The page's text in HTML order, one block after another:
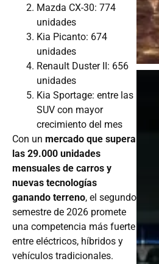
Mazda CX-30: 774
unidades
Kia Picanto: 674
unidades
Renault Duster II: 656
unidades
Kia Sportage: entre las
SUV con mayor
crecimiento del mes
Con un mercado que supera
las 29.000 unidades
mensuales de carros y
nuevas tecnologías
ganando terreno, el segundo
semestre de 2026 promete
una competencia más fuerte
entre eléctricos, híbridos y
vehículos tradicionales.